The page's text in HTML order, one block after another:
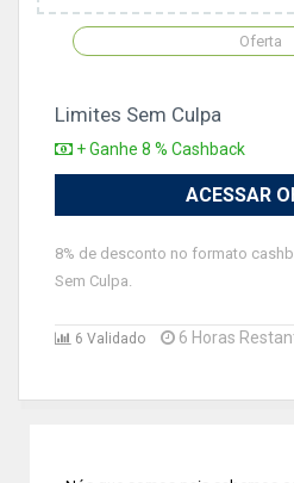
Oferta
Limites Sem Culpa
+ Ganhe 8 % Cashback
ACESSAR
8% de desconto no formato
Sem Culpa.
6 Validado 6 Horas